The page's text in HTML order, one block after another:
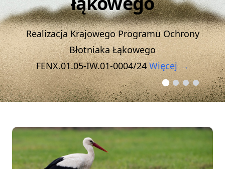
Realizacja Krajowego Programu Ochrony
Błotniaka Łąkowego
FENX.01.05-IW.01-0004/24Więcej →